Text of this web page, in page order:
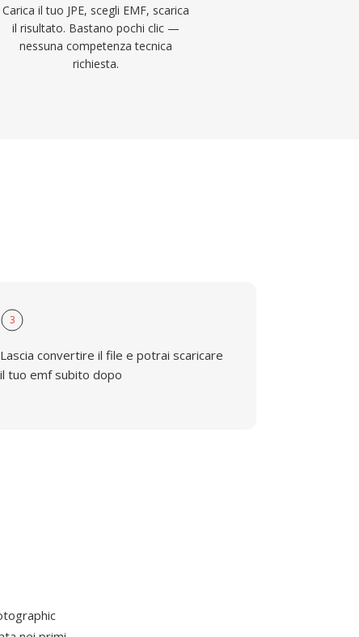
Carica il tuo JPE, scegli EMF, scarica
il risultato. Bastano pochi clic —
nessuna competenza tecnica
richiesta.
3
Lascia convertire il file e potrai scaricare
il tuo emf subito dopo